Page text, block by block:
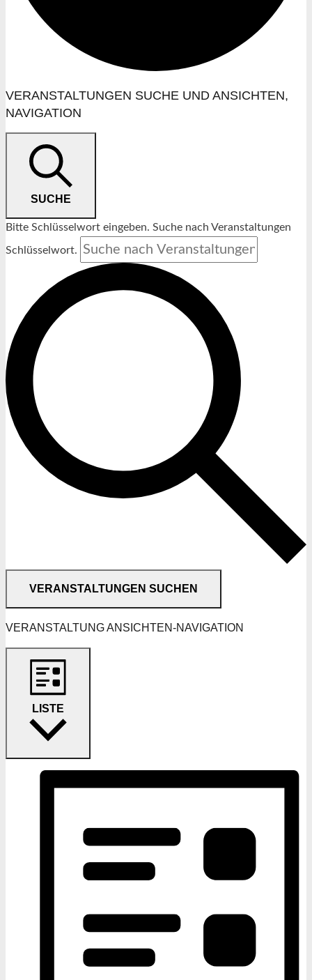
VERANSTALTUNGEN
VERANSTALTUNGEN SUCHE UND ANSICHTEN,
NAVIGATION
SUCHE
Bitte Schlüsselwort eingeben. Suche nach Veranstaltungen
Schlüsselwort.
VERANSTALTUNGEN SUCHEN
VERANSTALTUNG ANSICHTEN-NAVIGATION
LISTE